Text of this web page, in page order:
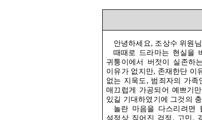
안녕하세요, 조상수 위원님
때때로 드라마는 현실을
귀퉁이에서 버젓이 실존하
이유가 없지만, 존재한단 이
없는 지욱도 , 범죄자의 가족
매끄럽게 가공되어 예쁘기
있길 기대하였기에 그것의
놀란 마음을 다스리려면
설정상 짊어진 걱정 , 고민 ,